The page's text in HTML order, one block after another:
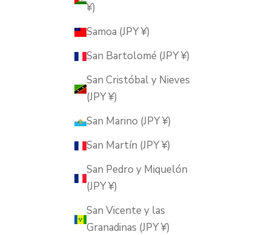
¥)
Samoa (JPY ¥)
San Bartolomé (JPY ¥)
San Cristóbal y Nieves
(JPY ¥)
San Marino (JPY ¥)
San Martín (JPY ¥)
San Pedro y Miquelón
(JPY ¥)
San Vicente y las
Granadinas (JPY ¥)